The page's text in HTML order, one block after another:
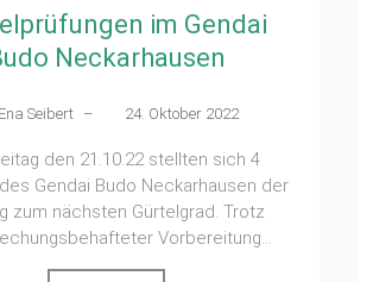
im Gendai
Neckarhausen
Ena Seibert – 24. Oktober 2022
den 21.10.22 stellten sich 4
Gendai Budo Neckarhausen der
zum nächsten Gürtelgrad. Trotz
Vorbereitung...